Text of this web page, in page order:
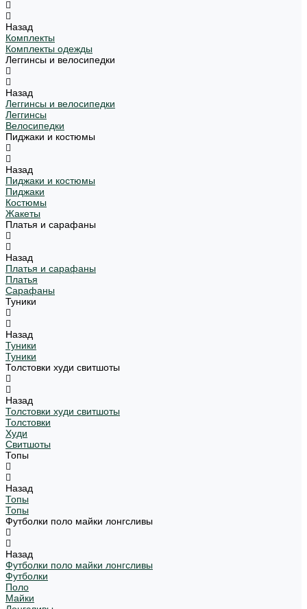
Назад
Комплекты
Комплекты одежды
Леггинсы и велосипедки
Назад
Леггинсы и велосипедки
Леггинсы
Велосипедки
Пиджаки и костюмы
Назад
Пиджаки и костюмы
Пиджаки
Костюмы
Жакеты
Платья и сарафаны
Назад
Платья и сарафаны
Платья
Сарафаны
Туники
Назад
Туники
Туники
Толстовки худи свитшоты
Назад
Толстовки худи свитшоты
Толстовки
Худи
Свитшоты
Топы
Назад
Топы
Топы
Футболки поло майки лонгсливы
Назад
Футболки поло майки лонгсливы
Футболки
Поло
Майки